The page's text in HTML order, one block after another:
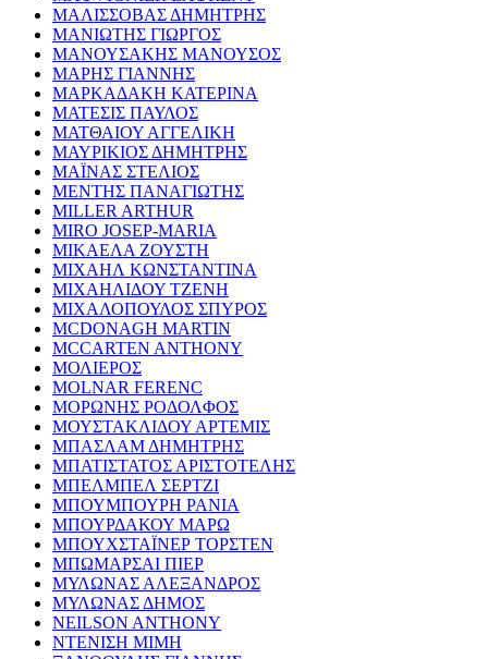
ΜΑΛΙΣΣΟΒΑΣ ΔΗΜΗΤΡΗΣ
ΜΑΝΙΩΤΗΣ ΓΙΩΡΓΟΣ
ΜΑΝΟΥΣΑΚΗΣ ΜΑΝΟΥΣΟΣ
ΜΑΡΗΣ ΓΙΑΝΝΗΣ
ΜΑΡΚΑΔΑΚΗ ΚΑΤΕΡΙΝΑ
ΜΑΤΕΣΙΣ ΠΑΥΛΟΣ
ΜΑΤΘΑΙΟΥ ΑΓΓΕΛΙΚΗ
ΜΑΥΡΙΚΙΟΣ ΔΗΜΗΤΡΗΣ
ΜΑΪΝΑΣ ΣΤΕΛΙΟΣ
ΜΕΝΤΗΣ ΠΑΝΑΓΙΩΤΗΣ
MILLER ARTHUR
MIRO JOSEP-MARIA
ΜΙΚΑΕΛΑ ΖΟΥΣΤΗ
ΜΙΧΑΗΛ ΚΩΝΣΤΑΝΤΙΝΑ
ΜΙΧΑΗΛΙΔΟΥ ΤΖΕΝΗ
ΜΙΧΑΛΟΠΟΥΛΟΣ ΣΠΥΡΟΣ
MCDONAGH MARTIN
MCCARTEN ANTHONY
ΜΟΛΙΕΡΟΣ
MOLNAR FERENC
ΜΟΡΩΝΗΣ ΡΟΔΟΛΦΟΣ
ΜΟΥΣΤΑΚΛΙΔΟΥ ΑΡΤΕΜΙΣ
ΜΠΑΣΛΑΜ ΔΗΜΗΤΡΗΣ
ΜΠΑΤΙΣΤΑΤΟΣ ΑΡΙΣΤΟΤΕΛΗΣ
ΜΠΕΛΜΠΕΛ ΣΕΡΤΖΙ
ΜΠΟΥΜΠΟΥΡΗ ΡΑΝΙΑ
ΜΠΟΥΡΔΑΚΟΥ ΜΑΡΩ
ΜΠΟΥΧΣΤΑΪΝΕΡ ΤΟΡΣΤΕΝ
ΜΠΩΜΑΡΣΑΙ ΠΙΕΡ
ΜΥΛΩΝΑΣ ΑΛΕΞΑΝΔΡΟΣ
ΜΥΛΩΝΑΣ ΔΗΜΟΣ
NEILSON ANTHONY
ΝΤΕΝΙΣΗ ΜΙΜΗ